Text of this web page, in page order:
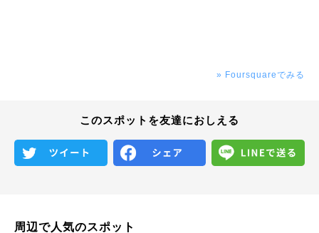
» Foursquareでみる
このスポットを友達におしえる
周辺で人気のスポット